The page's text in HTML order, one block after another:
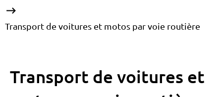
keyboard_backspace
Transport de voitures et motos par voie routière
Transport de voitures et